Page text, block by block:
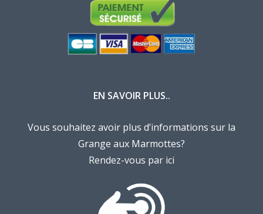
EN SAVOIR PLUS..
Vous souhaitez avoir plus d’informations sur la
Grange aux Marmottes?
Rendez-vous par ici